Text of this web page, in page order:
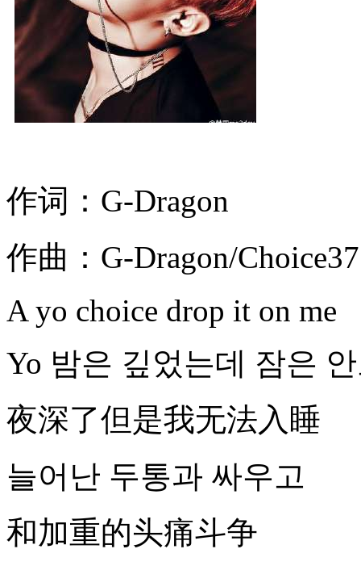
作词：G-Dragon
作曲：G-Dragon/Choice37
A yo choice drop it on me
Yo 밤은 깊었는데 잠은
夜深了但是我无法入睡
늘어난 두통과 싸우고
和加重的头痛斗争